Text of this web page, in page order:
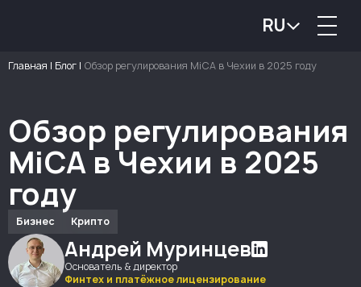
RU
Главная | Блог | Обзор регулирования MiCA в Чехии в 2025 году
Обзор регулирования
MiCA в Чехии в 2025
году
Бизнес Крипто
Андрей Муринцев
Основатель & директор
Финтех и платёжное лицензирование